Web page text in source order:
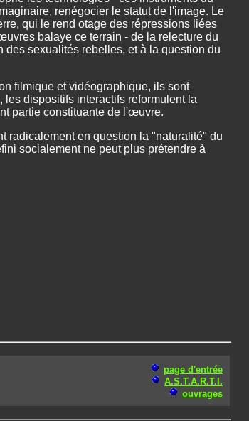
renégocier le statut de l'image. Le
qui le rend otage des répressions liées
balaye ce terrain - de la relecture du
sexualités rebelles, et à la question du
filmique et vidéographique, ils sont
dispositifs interactifs reformulent la
partie constituante de l'œuvre.
radicalement en question la "naturalité" du
socialement ne peut plus prétendre à
page d'entrée
A.S.T.A.R.T.I.
ouvrages